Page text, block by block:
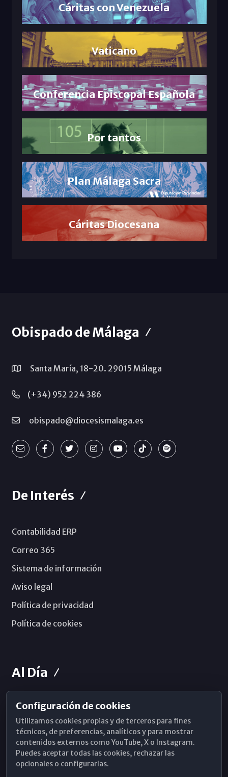
Cáritas con Venezuela
Vaticano
Conferencia Episcopal Española
Por tantos
Plan Málaga Sacra
Cáritas Diocesana
Obispado de Málaga
Santa María, 18-20. 29015 Málaga
(+34) 952 224 386
obispado@diocesismalaga.es
De Interés
Contabilidad ERP
Correo 365
Sistema de información
Aviso legal
Política de privacidad
Política de cookies
Al Día
Horarios de Misa
Hemeroteca
WhatsApp
Configuración de cookies
Utilizamos cookies propias y de terceros para fines
técnicos, de preferencias, analíticos y para mostrar
contenidos externos como YouTube, X o Instagram.
Puedes aceptar todas las cookies, rechazar las
opcionales o configurarlas.